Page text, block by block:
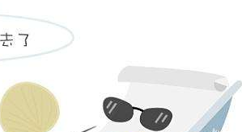
货人所在单位开具的证明、提货密码等
的有效期内到指定交割库办理提货手续
按现货提货单处理，仓库不再保证全部
定标准；厂库不再保证按期货规定承担